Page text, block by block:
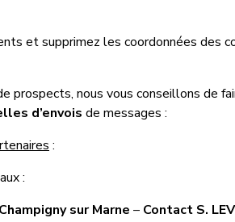
et supprimez les coordonnées des
prospects, nous vous conseillons de
d’envois de messages :
:
:
sur Marne – Contact S.